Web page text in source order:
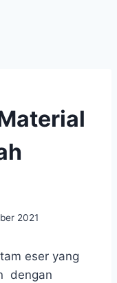
2021
eser yang
dengan